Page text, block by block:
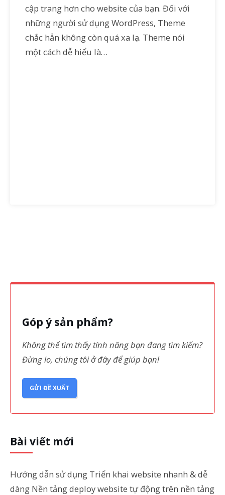
cập trang hơn cho website của bạn. Đối với
những người sử dụng WordPress, Theme
chắc hẳn không còn quá xa lạ. Theme nói
một cách dễ hiểu là…
Góp ý sản phẩm?
Không thể tìm thấy tính năng bạn đang tìm kiếm?
Đừng lo, chúng tôi ở đây để giúp bạn!
GỬI ĐỀ XUẤT
Bài viết mới
Hướng dẫn sử dụng Triển khai website nhanh & dễ
dàng Nền tảng deploy website tự động trên nền tảng